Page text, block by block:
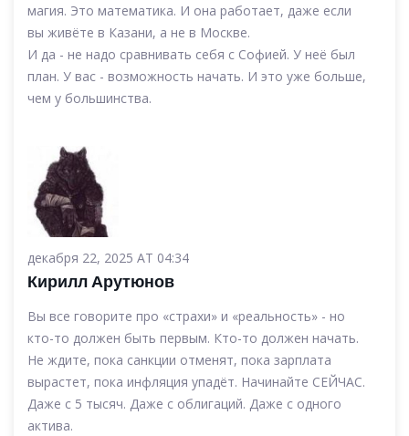
магия. Это математика. И она работает, даже если
вы живёте в Казани, а не в Москве.
И да - не надо сравнивать себя с Софией. У неё был
план. У вас - возможность начать. И это уже больше,
чем у большинства.
декабря 22, 2025 AT 04:34
Кирилл Арутюнов
Вы все говорите про «страхи» и «реальность» - но
кто-то должен быть первым. Кто-то должен начать.
Не ждите, пока санкции отменят, пока зарплата
вырастет, пока инфляция упадёт. Начинайте СЕЙЧАС.
Даже с 5 тысяч. Даже с облигаций. Даже с одного
актива.